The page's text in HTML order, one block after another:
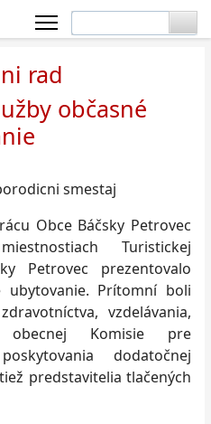
rad
občasné
Obce Báčsky Petrovec
Turistickej
Petrovec prezentovalo
ubytovanie. Prítomní boli
vzdelávania,
obecnej Komisie pre
dodatočnej
predstavitelia tlačených